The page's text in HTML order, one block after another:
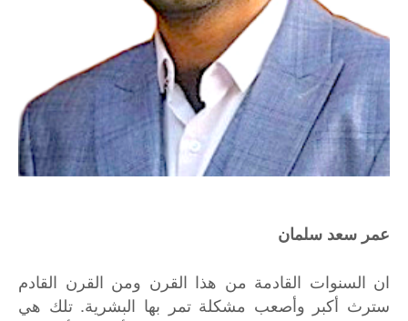
عمر سعد سلمان
ان السنوات القادمة من هذا القرن ومن القرن القادم
سترث أكبر وأصعب مشكلة تمر بها البشرية. تلك هي